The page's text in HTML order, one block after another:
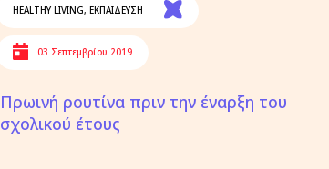
HEALTHY LIVING, ΕΚΠΑΙΔΕΥΣΗ
03 Σεπτεμβρίου 2019
Πρωινή ρουτίνα πριν την έναρξη του
σχολικού έτους